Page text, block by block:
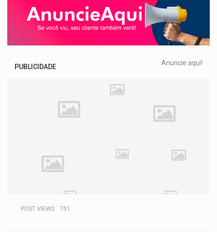
PUBLICIDADE Anuncie aqui!
POST VIEWS: 751